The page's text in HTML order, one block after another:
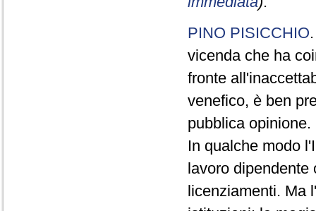
PINO PISICCHIO
vicenda che ha
fronte
venefico, è ben
pubblica opinione.
In qualche modo
lavoro dipendente
licenziamenti. Ma